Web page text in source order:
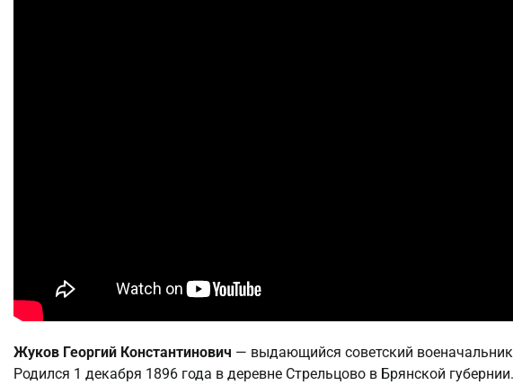
Жуков Георгий Константинович — выдающийся советский
Родился 1 декабря 1896 года в деревне Стрельцово в Брянской